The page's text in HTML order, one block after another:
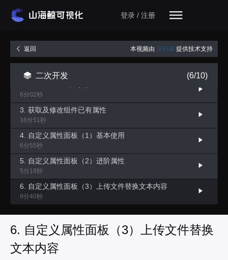
登录 / 注册
返回 本视频由 保利威 提供技术支持
二次开发 (6/10)
1. 二次开发入口及调试方式
6分02秒
3. 获取及修改组件已有属性
16分51秒
4. 自定义属性面板（1）基本使用
6分55秒
5. 自定义属性面板（2）进阶属性
5分18秒
6. 自定义属性面板（3）上传文件替换文本内容
9分40秒
7分58秒
8. 数据读取和处理
13分02秒
6. 自定义属性面板（3）上传文件替换
文本内容